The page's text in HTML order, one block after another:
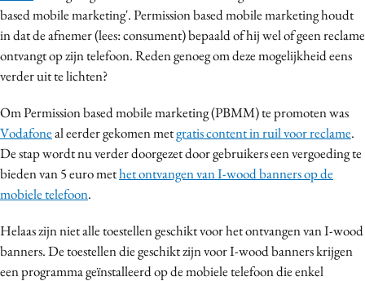
Influencer marketing
Interne communicatie
Martech
Merkstrategie
PR
Programmatic
Purpose Marketing
based mobile marketing'. Permission based mobile marketing houdt
in dat de afnemer (lees: consument) bepaald of hij wel of geen reclame
ontvangt op zijn telefoon. Reden genoeg om deze mogelijkheid eens
verder uit te lichten?
Om Permission based mobile marketing (PBMM) te promoten was
Vodafoneal eerder gekomen metgratis content in ruil voor reclame.
De stap wordt nu verder doorgezet door gebruikers een vergoeding te
bieden van 5 euro methet ontvangen van I-wood banners op de
mobiele telefoon.
Helaas zijn niet alle toestellen geschikt voor het ontvangen van I-wood
banners. De toestellen die geschikt zijn voor I-wood banners krijgen
een programma geïnstalleerd op de mobiele telefoon die enkel